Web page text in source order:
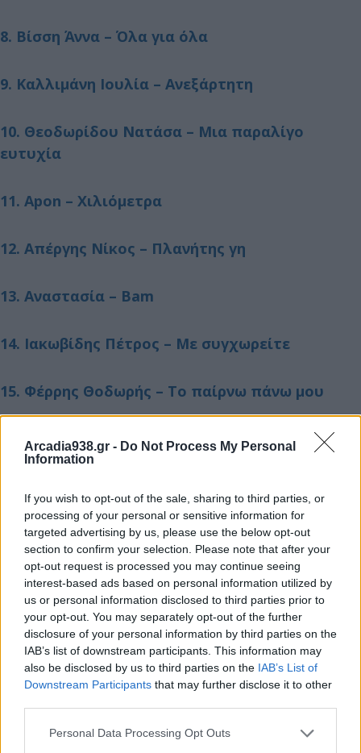
Arcadia938.gr - Do Not Process My Personal
Information
If you wish to opt-out of the sale, sharing to third parties, or
processing of your personal or sensitive information for
targeted advertising by us, please use the below opt-out
section to confirm your selection. Please note that after your
opt-out request is processed you may continue seeing
interest-based ads based on personal information utilized by
us or personal information disclosed to third parties prior to
your opt-out. You may separately opt-out of the further
disclosure of your personal information by third parties on the
IAB’s list of downstream participants. This information may
also be disclosed by us to third parties on the IAB’s List of
Downstream Participants that may further disclose it to other
Personal Data Processing Opt Outs
8. Βίσση Άννα – Όλα για όλα
9. Καλλιμάνη Ιουλία – Ανεξάρτητη
10. Θεοδωρίδου Νατάσα – Μια παραλίγο
ευτυχία
11. Apon – Χιλιόμετρα
12. Απέργης Νίκος – Πλανήτης γη
13. Αναστασία – Bam
14. Ιακωβίδης Πέτρος – Με συγχωρείτε
15. Φέρρης Θοδωρής – Το παίρνω πάνω μου
16. Ρέμος Αντώνης – Ο άγγελος μου (live)
νύχτας
18. Νικηφόρος – Θα με κοιτάς στα μάτια
19. Klavdia – Αστερομάτα
20. Λιόλιου Κ.-Φακίνος Γ. – Με γεια σου
TOP 20 Ξένα